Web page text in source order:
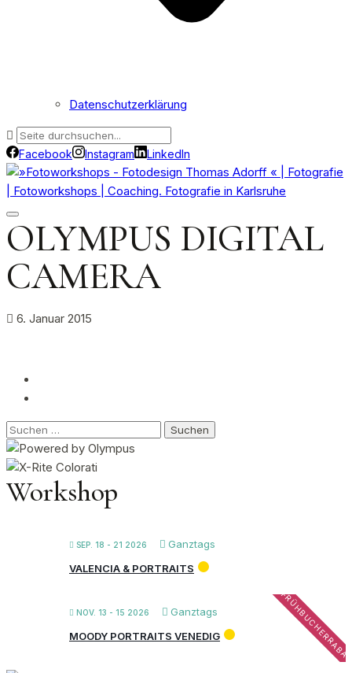
Datenschutzerklärung
Facebook Instagram LinkedIn
OLYMPUS DIGITAL
CAMERA
6. Januar 2015
Suchen
nach:
Workshop
SEP. 18 - 21 2026
Ganztags
VALENCIA & PORTRAITS
NOV. 13 - 15 2026 Ganztags
MOODY PORTRAITS VENEDIG